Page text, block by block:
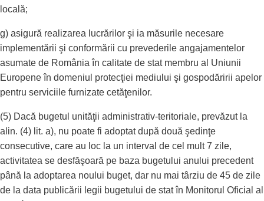
locală;
g) asigură realizarea lucrărilor şi ia măsurile necesare
implementării şi conformării cu prevederile angajamentelor
asumate de România în calitate de stat membru al Uniunii
Europene în domeniul protecţiei mediului şi gospodăririi apelor
pentru serviciile furnizate cetăţenilor.
(5) Dacă bugetul unităţii administrativ-teritoriale, prevăzut la
alin. (4) lit. a), nu poate fi adoptat după două şedinţe
consecutive, care au loc la un interval de cel mult 7 zile,
activitatea se desfăşoară pe baza bugetului anului precedent
până la adoptarea noului buget, dar nu mai târziu de 45 de zile
de la data publicării legii bugetului de stat în Monitorul Oficial al